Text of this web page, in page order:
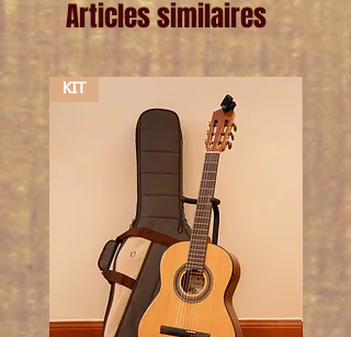
Articles similaires
KIT